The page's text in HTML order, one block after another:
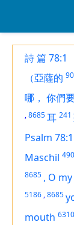
詩 篇 78:1
（亞薩的
哪， 你們
,8685耳 241
Psalm 78:1
Maschil
8685 , O
5186 ,8685
mouth 6310